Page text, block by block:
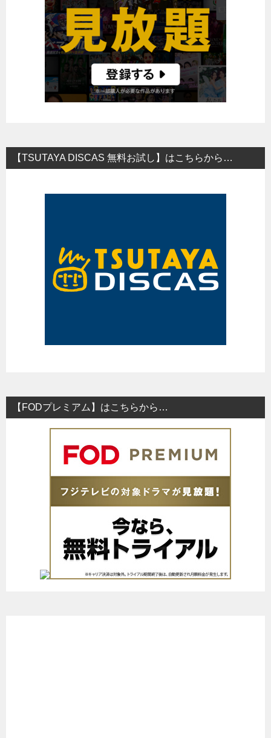
【TSUTAYA DISCAS 無料お試し】はこちらから…
【FODプレミアム】はこちらから…